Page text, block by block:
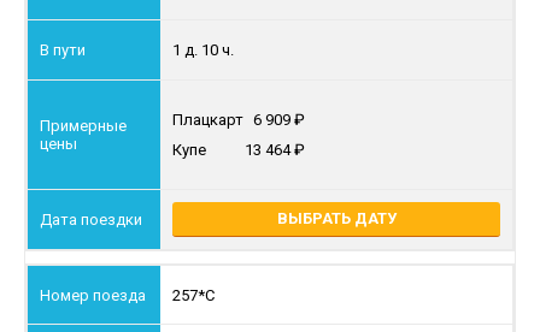
1 д. 10 ч.
Плацкарт 6 909
Купе
13 464
ВЫБРАТЬ ДАТУ
257*С